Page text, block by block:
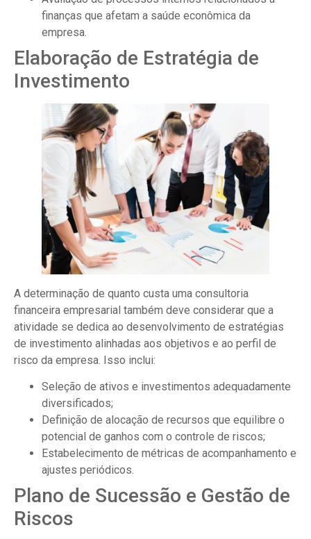
finanças que afetam a saúde econômica da
empresa.
Elaboração de Estratégia de
Investimento
A determinação de quanto custa uma consultoria
financeira empresarial também deve considerar que a
atividade se dedica ao desenvolvimento de estratégias
de investimento alinhadas aos objetivos e ao perfil de
risco da empresa. Isso inclui:
Seleção de ativos e investimentos adequadamente
diversificados;
Definição de alocação de recursos que equilibre o
potencial de ganhos com o controle de riscos;
Estabelecimento de métricas de acompanhamento e
ajustes periódicos.
Plano de Sucessão e Gestão de
Riscos